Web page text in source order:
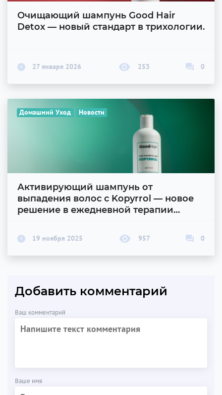
Очищающий шампунь Good Hair
Detox — новый стандарт в трихологии.
27 января 2026 253 0
Домашний Уход Новости
Активирующий шампунь от
выпадения волос с Kopyrrol — новое
решение в ежедневной терапии
19 ноября 2025 957 0
Добавить комментарий
Ваш комментарий
Ваше имя